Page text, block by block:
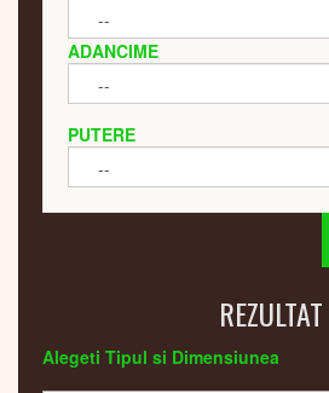
ADANCIME
PUTERE
REZULTAT
Alegeti Tipul si Dimensiunea